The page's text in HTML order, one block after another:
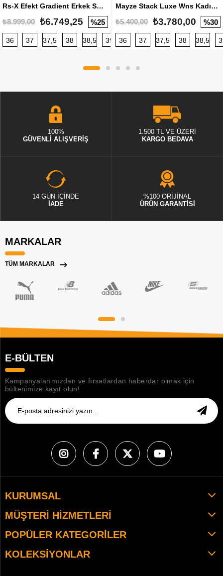
Rs-X Efekt Gradient Erkek Sneaker
₺8.999,00 ₺6.749,25 %25
36 37 37,5 38 38,5 39 40 40,5 41 42 42,5
Mayze Stack Luxe Wns Kadın Sneaker
₺5.400,00 ₺3.780,00 %30
36 37 37,5 38 38,5
100%
GÜVENLİ ALIŞVERİŞ
1.500 TL VE ÜZERİ
KARGO BEDAVA
14 GÜN İÇİNDE
İADE
%100 ORİJİNAL
ÜRÜN GARANTİSİ
MARKALAR
TÜM MARKALAR
E-BÜLTEN
Kampanyalarımızdan ve fırsatlardan haberdar olmak için
bültenimize kayıt olun!
KURUMSAL
MÜŞTERI HIZMETLERI
POPÜLER KATEGORILER
KOLEKSIYONLAR